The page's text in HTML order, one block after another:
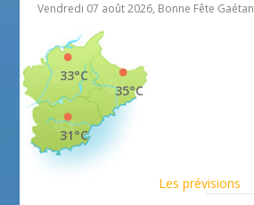
Vendredi 07 août 2026, Bonne Fête Gaétan
35°C
33°C
31°C
Les prévisions